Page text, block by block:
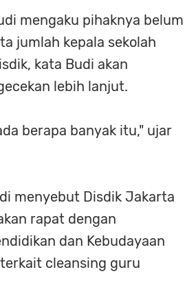
mengaku pihaknya belum
jumlah kepala sekolah
kata Budi akan
lebih lanjut.
berapa banyak itu," ujar
menyebut Disdik Jakarta
rapat dengan
dan Kebudayaan
cleansing guru